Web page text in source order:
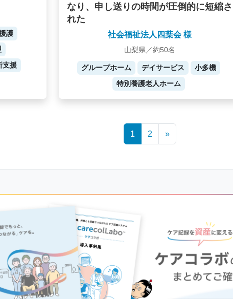
護
支援
なり、申し送りの時間が圧倒的に短縮さ
れた
社会福祉法人四葉会 様
山梨県／約50名
グループホーム デイサービス
小多機
特別養護老人ホーム
1 2 »